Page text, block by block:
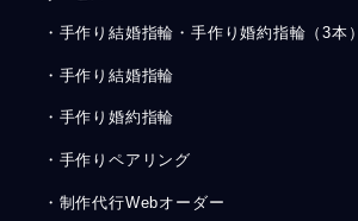
・手作り結婚指輪・手作り婚約指輪（3本）
・手作り結婚指輪
・手作り婚約指輪
・手作りペアリング
・制作代行Webオーダー